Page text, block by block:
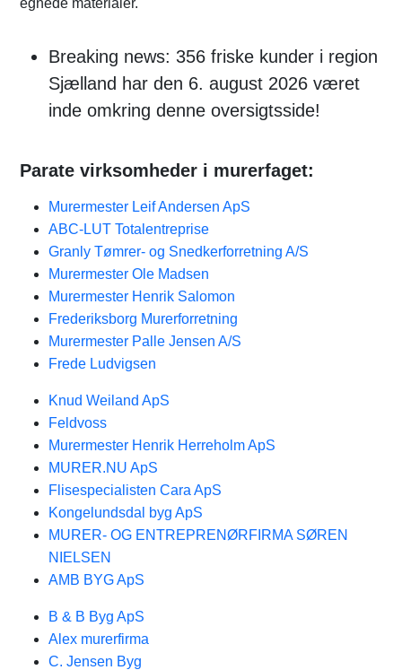
egnede materialer.
Breaking news: 356 friske kunder i region
Sjælland har den 6. august 2026 været
inde omkring denne oversigtsside!
Parate virksomheder i murerfaget:
Murermester Leif Andersen ApS
ABC-LUT Totalentreprise
Granly Tømrer- og Snedkerforretning A/S
Murermester Ole Madsen
Murermester Henrik Salomon
Frederiksborg Murerforretning
Murermester Palle Jensen A/S
Frede Ludvigsen
Knud Weiland ApS
Feldvoss
Murermester Henrik Herreholm ApS
MURER.NU ApS
Flisespecialisten Cara ApS
Kongelundsdal byg ApS
MURER- OG ENTREPRENØRFIRMA SØREN
NIELSEN
AMB BYG ApS
B & B Byg ApS
Alex murerfirma
C. Jensen Byg